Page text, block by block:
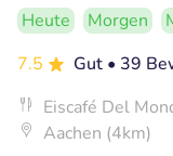
Heute Morgen
7.5
Gut • 39
Eiscafé Del
Aachen (4km)